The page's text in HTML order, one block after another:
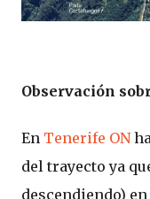
Observación
En Tenerife ON
del trayecto ya
descendiendo)